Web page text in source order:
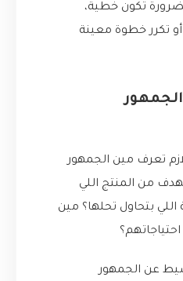
تكون خطية،
تكرر خطوة معينة
تعرف مين الجمهور
من المنتج اللي
بتحاول تحلها؟ مين
عن الجمهور